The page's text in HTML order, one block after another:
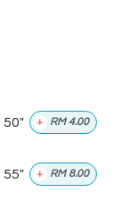
50" + RM 4.00
55" + RM 8.00